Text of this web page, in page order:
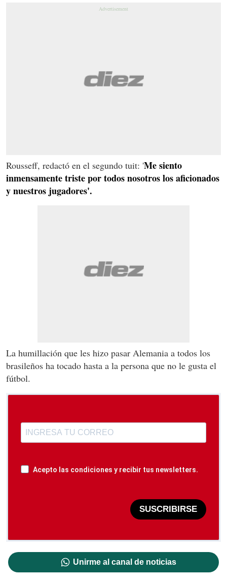
Rousseff, redactó en el segundo tuit: 'Me siento
inmensamente triste por todos nosotros los aficionados
y nuestros jugadores'.
La humillación que les hizo pasar Alemania a todos los
brasileños ha tocado hasta a la persona que no le gusta el
fútbol.
Acepto las condiciones y recibir tus newsletters.
SUSCRIBIRSE
Unirme al canal de noticias